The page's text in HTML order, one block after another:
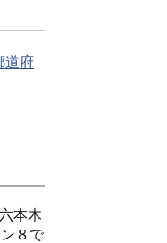
道府
本木
８で